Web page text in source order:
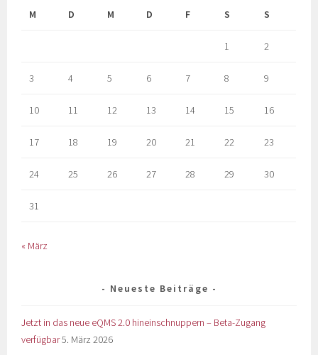
M
D M D F S S
1 2
3 4 5 6 7 8 9
10 11 12 13 14 15 16
17 18 19 20 21 22 23
24 25 26 27 28 29 30
31
« März
Neueste Beiträge
Jetzt in das neue eQMS 2.0 hineinschnuppern – Beta-Zugang
verfügbar5. März 2026